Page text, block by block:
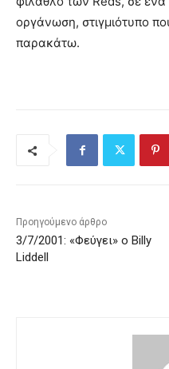
οργάνωση, στιγμιότυπο
παρακάτω.
Προηγούμενο άρθρο
3/7/2001: «Φεύγει» o Billy
Liddell